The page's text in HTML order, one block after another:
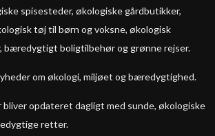
spisesteder, økologiske gårdbutikker,
tøj til børn og voksne, økologisk
bæredygtigt boligtilbehør og grønne rejser.
om økologi, miljøet og bæredygtighed.
opdateret dagligt med sunde, økologiske
retter.